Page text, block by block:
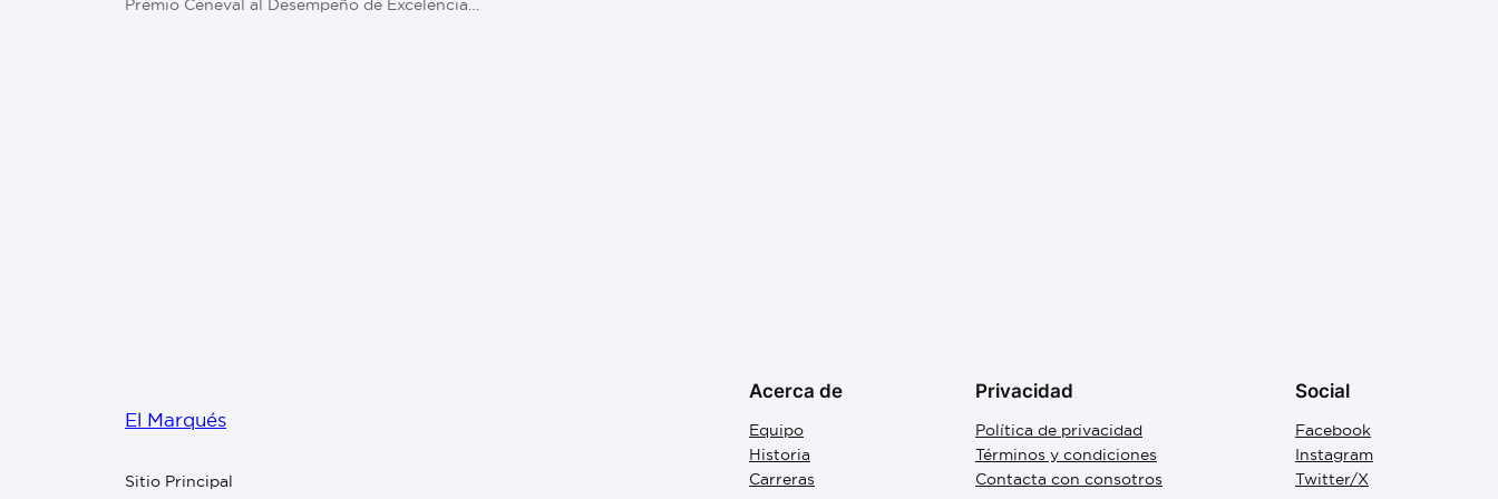
Premio Ceneval al Desempeño de Excelencia…
El Marqués
Sitio Principal
Acerca de
Equipo
Historia
Carreras
Privacidad
Política de privacidad
Términos y condiciones
Contacta con consotros
Social
Facebook
Instagram
Twitter/X